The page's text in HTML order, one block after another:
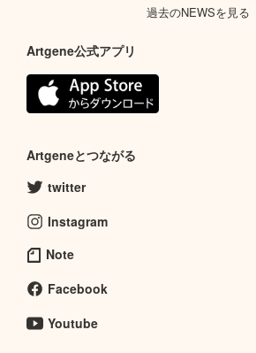
過去のNEWSを見る
Artgene公式アプリ
Artgeneとつながる
twitter
Instagram
Note
Facebook
Youtube